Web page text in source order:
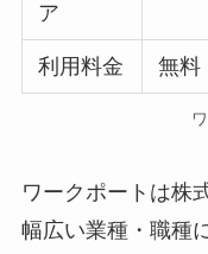
ア
利用料金 無料
ワークポートは株
幅広い業種・職種